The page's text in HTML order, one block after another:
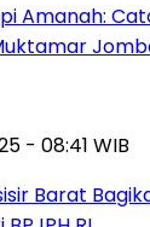
Amanah:
- 08:41 WIB
Barat